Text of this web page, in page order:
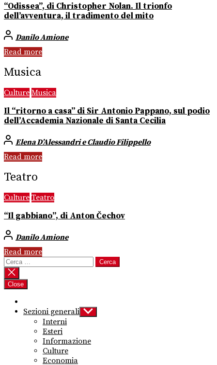
“Odissea”, di Christopher Nolan. Il trionfo
dell’avventura, il tradimento del mito
Danilo Amione
Read more
Musica
Culture Musica
Il “ritorno a casa” di Sir Antonio Pappano, sul podio
dell’Accademia Nazionale di Santa Cecilia
Elena D’Alessandri e Claudio Filippello
Read more
Teatro
Culture Teatro
“Il gabbiano”, di Anton Čechov
Danilo Amione
Read more
Ricerca
per:
Close
Sezioni generali Show
sub
Interni
Esteri
Informazione
Culture
Economia